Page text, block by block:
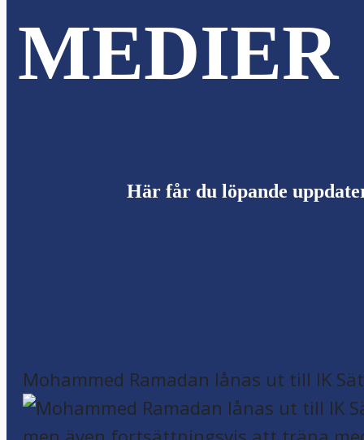
MEDIER
Här får du löpande
Mohammed Ramadan lånas ut till IK